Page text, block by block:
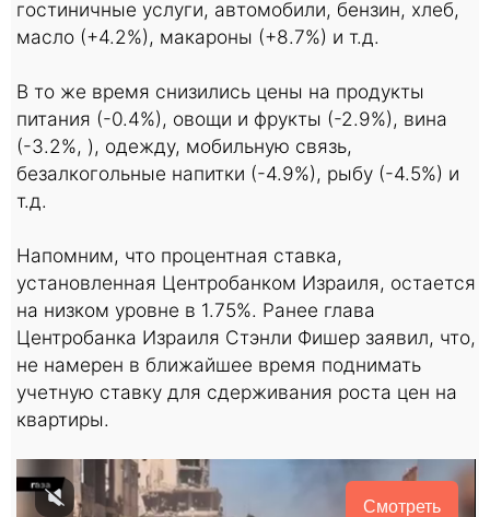
гостиничные услуги, автомобили, бензин, хлеб,
масло (+4.2%), макароны (+8.7%) и т.д.
В то же время снизились цены на продукты
питания (-0.4%), овощи и фрукты (-2.9%), вина
(-3.2%, ), одежду, мобильную связь,
безалкогольные напитки (-4.9%), рыбу (-4.5%) и
т.д.
Напомним, что процентная ставка,
установленная Центробанком Израиля, остается
на низком уровне в 1.75%. Ранее глава
Центробанка Израиля Стэнли Фишер заявил, что,
не намерен в ближайшее время поднимать
учетную ставку для сдерживания роста цен на
квартиры.
Смотреть